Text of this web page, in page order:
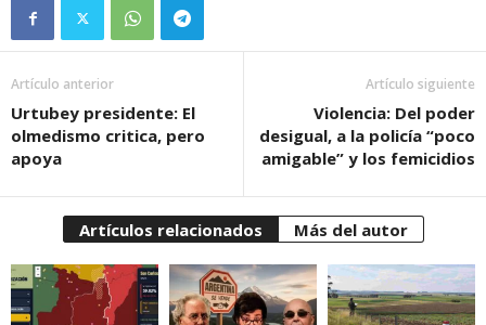
Artículo anterior
Urtubey presidente: El
olmedismo critica, pero
apoya
Artículo siguiente
Violencia: Del poder
desigual, a la policía “poco
amigable” y los femicidios
Artículos relacionados Más del autor